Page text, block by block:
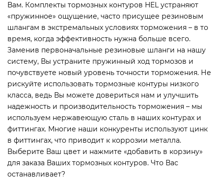
Вам. Комплекты тормозных контуров HEL устраняют
«пружинное» ощущение, часто присущее резиновым
шлангам в экстремальных условиях торможения – в то
время, когда эффективность нужна больше всего.
Заменив первоначальные резиновые шланги на нашу
систему, Вы устраните пружинный ход тормозов и
почувствуете новый уровень точности торможения. Не
рискуйте использовать тормозные контуры низкого
класса, ведь Вы можете довериться нам и улучшить
надежность и производительность торможения – мы
используем нержавеющую сталь в наших контурах и
фиттингах. Многие наши конкуренты используют цинк
в фиттингах, что приводит к коррозии металла.
Выберите Ваш цвет и нажмите «добавить в корзину»
для заказа Ваших тормозных контуров. Что Вас
останавливает?